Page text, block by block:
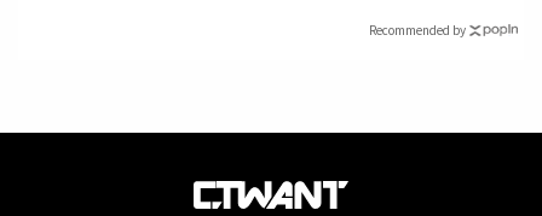
Recommended by